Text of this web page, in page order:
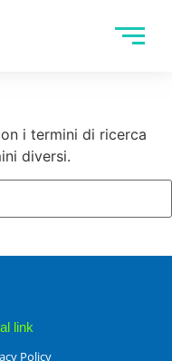
i termini di ricerca
diversi.
link
Policy